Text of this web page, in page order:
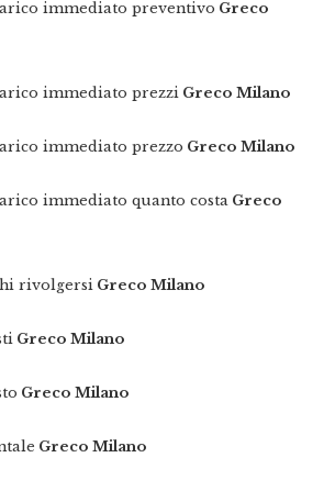
immediato preventivo Greco
immediato prezzi Greco Milano
immediato prezzo Greco Milano
immediato quanto costa Greco
rivolgersi Greco Milano
Greco Milano
Greco Milano
Greco Milano